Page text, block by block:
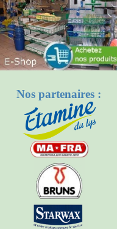
Nos partenaires :